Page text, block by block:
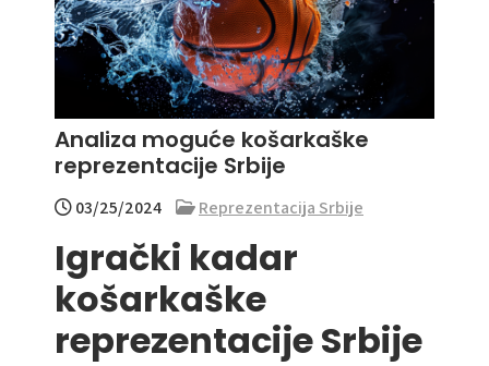
Analiza moguće košarkaške
reprezentacije Srbije
03/25/2024 Reprezentacija Srbije
Igrački kadar
košarkaške
reprezentacije Srbije